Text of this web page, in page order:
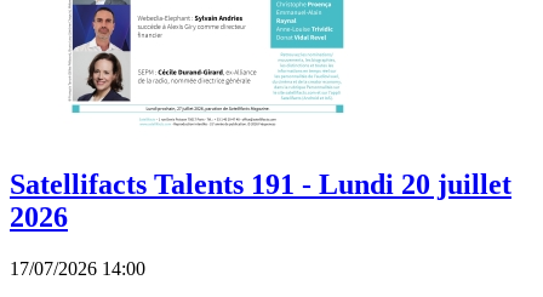
Satellifacts Talents 191 - Lundi 20 juillet
2026
17/07/2026 14:00